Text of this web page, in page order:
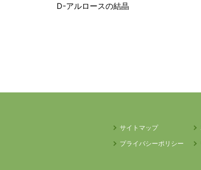
D-アルロースの結晶
サイトマップ
プライバシーポリシー